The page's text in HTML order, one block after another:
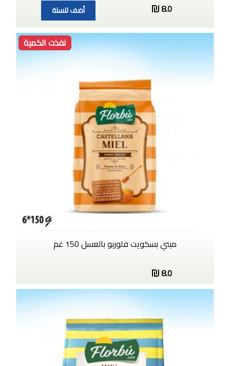
8.0
أضف للسلة
نفذت الكمية
ميني بسكويت فلوربو بالعسل 150 غم
8.0